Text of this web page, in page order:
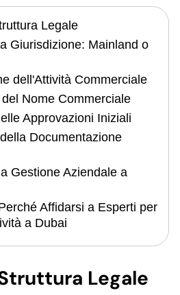
Legale
Giurisdizione: Mainland o
dell'Attività Commerciale
Nome Commerciale
Approvazioni Iniziali
Documentazione
Gestione Aziendale a
Affidarsi a Esperti per
a Dubai
Legale